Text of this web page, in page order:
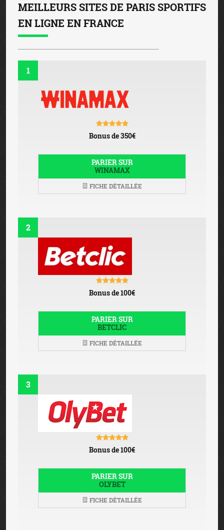
MEILLEURS SITES DE PARIS SPORTIFS
EN LIGNE EN FRANCE
1
Bonus de 350€
PARIER SUR
WINAMAX
FICHE DÉTAILLÉE
2
Bonus de 100€
PARIER SUR
BETCLIC
FICHE DÉTAILLÉE
3
Bonus de 100€
PARIER SUR
OLYBET
FICHE DÉTAILLÉE